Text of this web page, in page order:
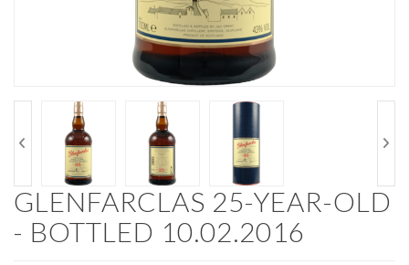
GLENFARCLAS 25-YEAR-OLD
- BOTTLED 10.02.2016